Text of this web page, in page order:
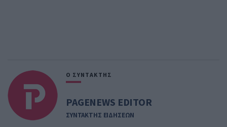
Ο ΣΥΝΤΑΚΤΗΣ
PAGENEWS EDITOR
ΣΥΝΤΑΚΤΗΣ ΕΙΔΗΣΕΩΝ